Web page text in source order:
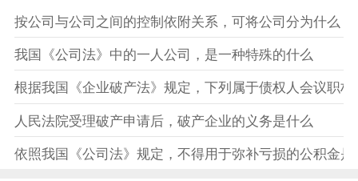
按公司与公司之间的控制依附关系，可将公司分为什么
我国《公司法》中的一人公司，是一种特殊的什么
根据我国《企业破产法》规定，下列属于债权人会议职
人民法院受理破产申请后，破产企业的义务是什么
依照我国《公司法》规定，不得用于弥补亏损的公积金是